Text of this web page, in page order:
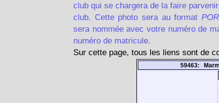
club qui se chargera de la faire
club. Cette photo sera au format
sera nommée avec votre numéro de
numéro de matricule.
Sur cette page, tous les liens sont de
59463: